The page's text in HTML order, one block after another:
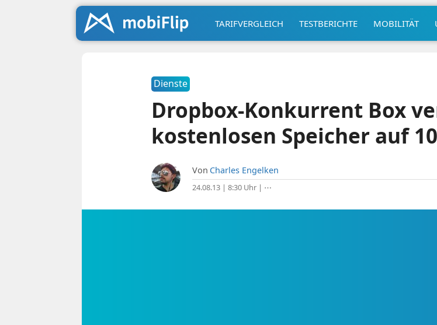
TARIFVERGLEICH TESTBERICHTE MOBILITÄT
Dienste
Dropbox-Konkurrent Box
kostenlosen Speicher auf
Von Charles Engelken
24.08.13 | 8:30 Uhr| ⋯